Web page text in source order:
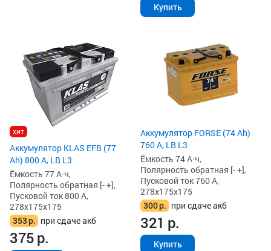
Купить
хит
Аккумулятор KLAS EFB (77
Ah) 800 А, LB L3
Ёмкость 77 А·ч,
Полярность обратная [- +],
Пусковой ток 800 А,
278x175x175
353р. при сдаче акб
375р.
Аккумулятор FORSE (74 Ah)
760 А, LB L3
Ёмкость 74 А·ч,
Полярность обратная [- +],
Пусковой ток 760 А,
278x175x175
300р. при сдаче акб
321 р.
Купить